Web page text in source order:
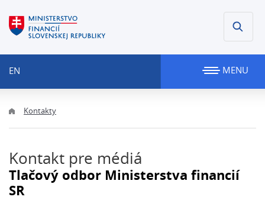
EN MENU
Kontakty
Kontakt pre médiá
Tlačový odbor Ministerstva financií
SR